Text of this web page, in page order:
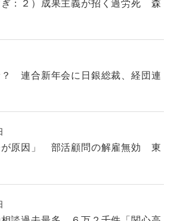
連合新年会に日銀総裁、経団連
が原因」 部活顧問の解雇無効 東